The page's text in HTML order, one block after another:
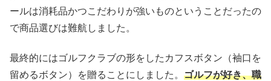
ールは消耗品かつこだわりが強いものということだったの
で商品選びは難航しました。
最終的にはゴルフクラブの形をしたカフスボタン（袖口を
留めるボタン）を贈ることにしました。 ゴルフが好き、職